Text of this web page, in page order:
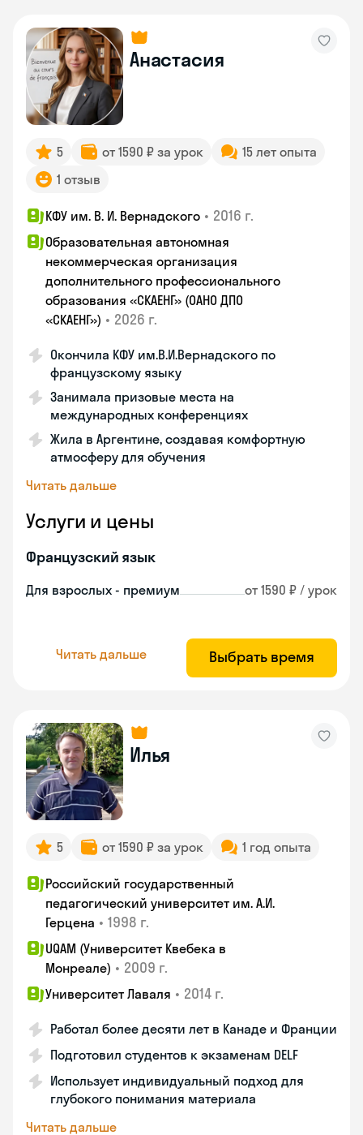
Анастасия
5 от 1590 ₽ за урок
15 лет опыта
1 отзыв
КФУ им. В. И. Вернадского • 2016 г.
Образовательная автономная
некоммерческая организация
дополнительного профессионального
образования «СКАЕНГ» (ОАНО ДПО
«СКАЕНГ») • 2026 г.
Окончила КФУ им.В.И.Вернадского по
французскому языку
Занимала призовые места на
международных конференциях
Жила в Аргентине, создавая комфортную
атмосферу для обучения
Читать дальше
Услуги и цены
Французский язык
Для взрослых - премиум от 1590 ₽ / урок
Читать дальше Выбрать время
Илья
5 от 1590 ₽ за урок 1 год опыта
Российский государственный
педагогический университет им. А.И.
Герцена • 1998 г.
UQAM (Университет Квебека в
Монреале) • 2009 г.
Университет Лаваля • 2014 г.
Работал более десяти лет в Канаде и Франции
Подготовил студентов к экзаменам DELF
Использует индивидуальный подход для
глубокого понимания материала
Читать дальше